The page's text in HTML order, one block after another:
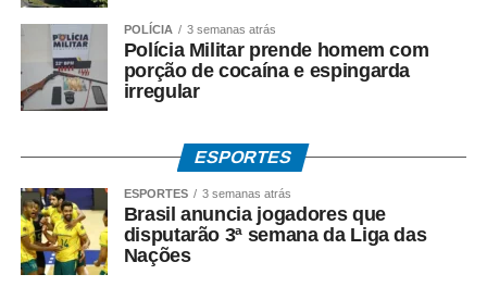
acompanham a execução diária. Esses apontamentos
sobre o andamento das obras são o que acendem os
alertas. Também lembramos da fiscalização contínua dos
de uma reunião no gabinete, juntamente com a Câmara
de Vereadores e os técnicos, para apontar, a partir dali,
um prazo e um formato de decisão, assim como
aconteceram nas demais obras, que percebemos a
evolução, o andamento e a solução que a sociedade
espera”, afirmou.
POLÍCIA 3 semanas atrás
Polícia Militar prende homem com
porção de cocaína e espingarda
irregular
ESPORTES
ESPORTES 3 semanas atrás
Brasil anuncia jogadores que
disputarão 3ª semana da Liga das
Nações